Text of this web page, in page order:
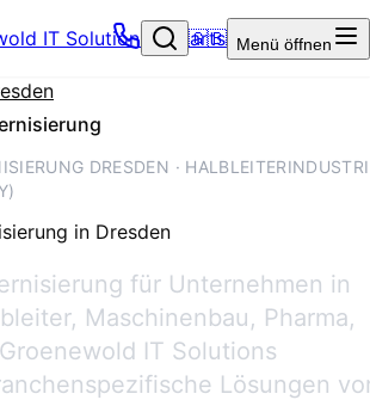
IT Solutions – Startseite
🇬🇧 Menü öffnen
DRESDEN ·
in Dresden
für Unternehmen in
Maschinenbau, Pharma,
IT Solutions
Lösungen